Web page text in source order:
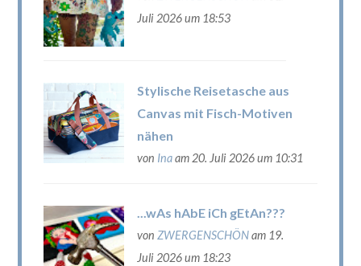
Juli 2026 um 18:53
Stylische Reisetasche aus
Canvas mit Fisch-Motiven
nähen
von Inaam 20. Juli 2026 um 10:31
...wAs hAbE iCh gEtAn???
von ZWERGENSCHÖNam 19.
Juli 2026 um 18:23